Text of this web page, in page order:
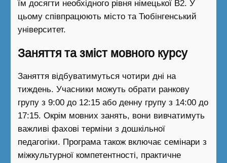
їм досягти необхідного рівня німецької B2. У
цьому співпрацюють місто та Тюбінгенський
університет.
Заняття та зміст мовного курсу
Заняття відбуватимуться чотири дні на
тиждень. Учасники можуть обрати ранкову
групу з 9:00 до 12:15 або денну групу з 14:00 до
17:15. Окрім мовних занять, вони вивчатимуть
важливі фахові терміни з дошкільної
педагогіки. Програма також включає семінари з
міжкультурної компетентності, практичне